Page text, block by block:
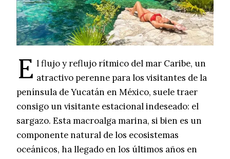
E l flujo y reflujo rítmico del mar Caribe, un
atractivo perenne para los visitantes de la
península de Yucatán en México, suele traer
consigo un visitante estacional indeseado: el
sargazo. Esta macroalga marina, si bien es un
componente natural de los ecosistemas
oceánicos, ha llegado en los últimos años en